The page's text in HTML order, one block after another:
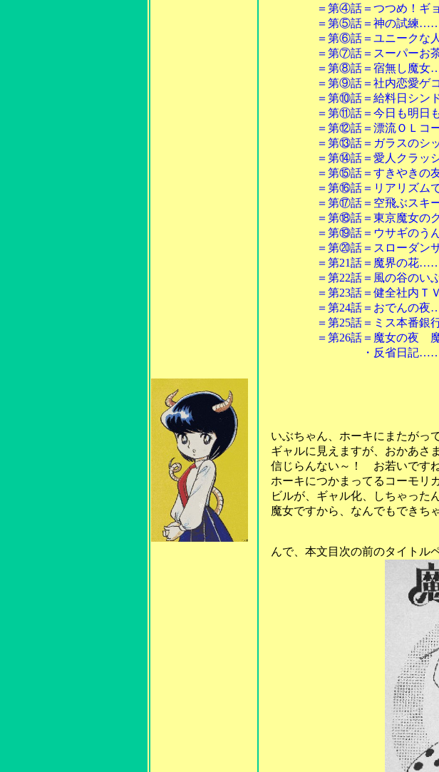
＝第④話＝つつめ！ギ
＝第⑤話＝神の試練
＝第⑥話＝ユニークな
＝第⑦話＝スーパーお
＝第⑧話＝宿無し魔
＝第⑨話＝社内恋愛
＝第⑩話＝給料日シン
＝第⑪話＝今日も明日も
＝第⑫話＝漂流ＯＬコーモ
＝第⑬話＝ガラスのシ
＝第⑭話＝愛人クラッ
＝第⑮話＝すきやきの
＝第⑯話＝リアリズムで
＝第⑰話＝空飛ぶスキ
＝第⑱話＝東京魔女のグ
＝第⑲話＝ウサギのうん
＝第⑳話＝スローダン
＝第21話＝魔界の花
＝第22話＝風の谷のい
＝第23話＝健全社内Ｔ
＝第24話＝おでんの
＝第25話＝ミス本番銀
＝第26話＝魔女の夜 魔
・反省日記
昭和59年10
昭和59年10
いぶちゃん、ホーキにまたがっ
ギャルに見えますが、おかあさ
信じらんない～！ お若いですね
ホーキにつかまってるコーモリ
ビルが、ギャル化、しちゃった
魔女ですから、なんでもできち
んで、本文目次の前のタイトル